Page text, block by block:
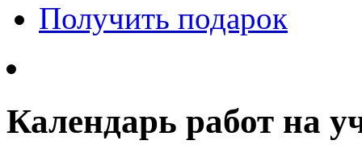
Получить подарок
Календарь работ на